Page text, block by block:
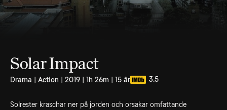
Solar Impact
Drama | Action | 2019 | 1h 26m | 15 år 3.5
Solrester kraschar ner på jorden och orsakar omfattande